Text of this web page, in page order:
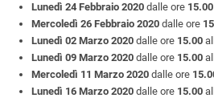
Lunedì 24 Febbraio 2020 dalle ore 15.00
Mercoledì 26 Febbraio 2020 dalle ore
Lunedì 02 Marzo 2020 dalle ore 15.00
Lunedì 09 Marzo 2020 dalle ore 15.00
Mercoledì 11 Marzo 2020 dalle ore
Lunedì 16 Marzo 2020 dalle ore 15.00